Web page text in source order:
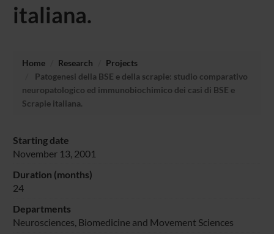
italiana.
Home Research
Projects
Patogenesi della BSE e della scrapie: studio comparativo
neuropatologico ed immunobiochimico dei casi di BSE e
Scrapie italiana.
Starting date
November 13, 2001
Duration (months)
24
Departments
Neurosciences, Biomedicine and Movement Sciences